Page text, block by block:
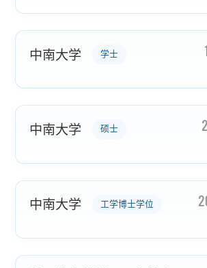
中南大学 学士
中南大学 硕士
中南大学 工学博士学位